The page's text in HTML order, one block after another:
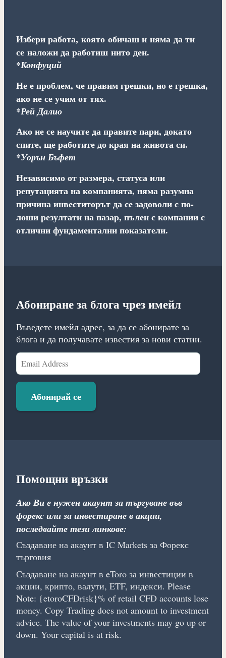
Избери работа, която обичаш и няма да ти
се наложи да работиш нито ден.
*Конфуций
Не е проблем, че правим грешки, но е грешка,
ако не се учим от тях.
*Рей Далио
Ако не се научите да правите пари, докато
спите, ще работите до края на живота си.
*Уорън Бъфет
Независимо от размера, статуса или
репутацията на компанията, няма разумна
причина инвеститорът да се задоволи с по-
лоши резултати на пазар, пълен с компании с
отлични фундаментални показатели.
Абониране за блога чрез имейл
Въведете имейл адрес, за да се абонирате за
блога и да получавате известия за нови статии.
Email
Address
Абонирай се
Помощни връзки
Ако Ви е нужен акаунт за търгуване във
форекс или за инвестиране в акции,
последвайте тези линкове:
Създаване на акаунт в IC Markets за Форекс
търговия
Създаване на акаунт в eToro за инвестиции в
акции, крипто, валути, ETF, индекси. Please
Note: {etoroCFDrisk}% of retail CFD accounts lose
money. Copy Trading does not amount to investment
advice. The value of your investments may go up or
down. Your capital is at risk.